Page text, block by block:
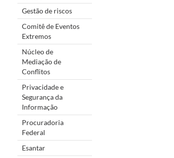
Gestão de riscos
Comitê de Eventos
Extremos
Núcleo de
Mediação de
Conflitos
Privacidade e
Segurança da
Informação
Procuradoria
Federal
Esantar